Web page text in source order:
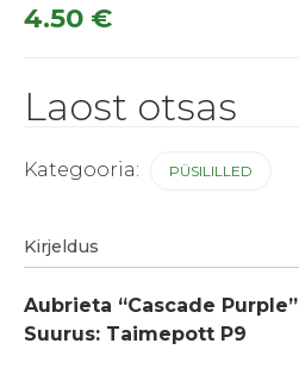
4.50 €
Laost otsas
Kategooria: PÜSILILLED
Kirjeldus
Aubrieta “Cascade Purple”
Suurus: Taimepott P9